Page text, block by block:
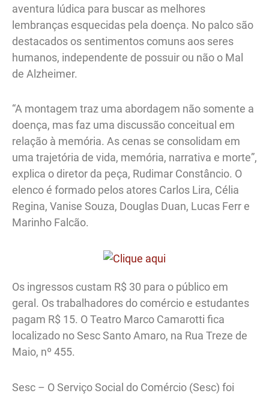
aventura lúdica para buscar as melhores
lembranças esquecidas pela doença. No palco são
destacados os sentimentos comuns aos seres
humanos, independente de possuir ou não o Mal
de Alzheimer.
“A montagem traz uma abordagem não somente a
doença, mas faz uma discussão conceitual em
relação à memória. As cenas se consolidam em
uma trajetória de vida, memória, narrativa e morte”,
explica o diretor da peça, Rudimar Constâncio. O
elenco é formado pelos atores Carlos Lira, Célia
Regina, Vanise Souza, Douglas Duan, Lucas Ferr e
Marinho Falcão.
Os ingressos custam R$ 30 para o público em
geral. Os trabalhadores do comércio e estudantes
pagam R$ 15. O Teatro Marco Camarotti fica
localizado no Sesc Santo Amaro, na Rua Treze de
Maio, nº 455.
Sesc – O Serviço Social do Comércio (Sesc) foi